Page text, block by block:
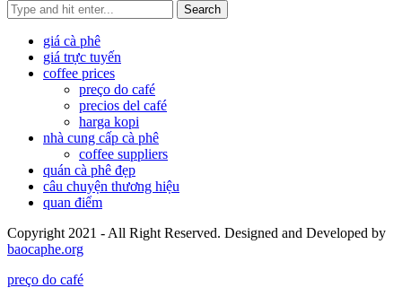
Search
giá cà phê
giá trực tuyến
coffee prices
preço do café
precios del café
harga kopi
nhà cung cấp cà phê
coffee suppliers
quán cà phê đẹp
câu chuyện thương hiệu
quan điểm
Copyright 2021 - All Right Reserved. Designed and Developed by
baocaphe.org
preço do café